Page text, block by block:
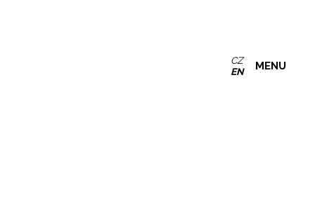
CZ
EN
MENU